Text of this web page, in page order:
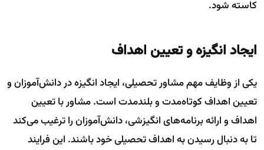
کاسته شود.
ایجاد انگیزه و تعیین اهداف
یکی از وظایف مهم مشاور تحصیلی، ایجاد انگیزه در دانش‌آموزان و
تعیین اهداف کوتاه‌مدت و بلندمدت است. مشاور با تعیین
اهداف و ارائه برنامه‌های انگیزشی، دانش‌آموزان را ترغیب می‌کند
تا به دنبال رسیدن به اهداف تحصیلی خود باشند. این فرایند